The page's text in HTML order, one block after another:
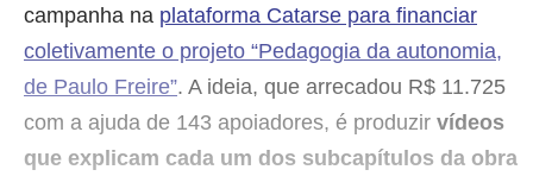
campanha na plataforma Catarse para financiar
coletivamente o projeto “Pedagogia da autonomia,
de Paulo Freire”. A ideia, que arrecadou R$ 11.725
com a ajuda de 143 apoiadores, é produzir vídeos
que explicam cada um dos subcapítulos da obra